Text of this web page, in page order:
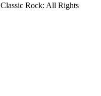
Rock: All Rights